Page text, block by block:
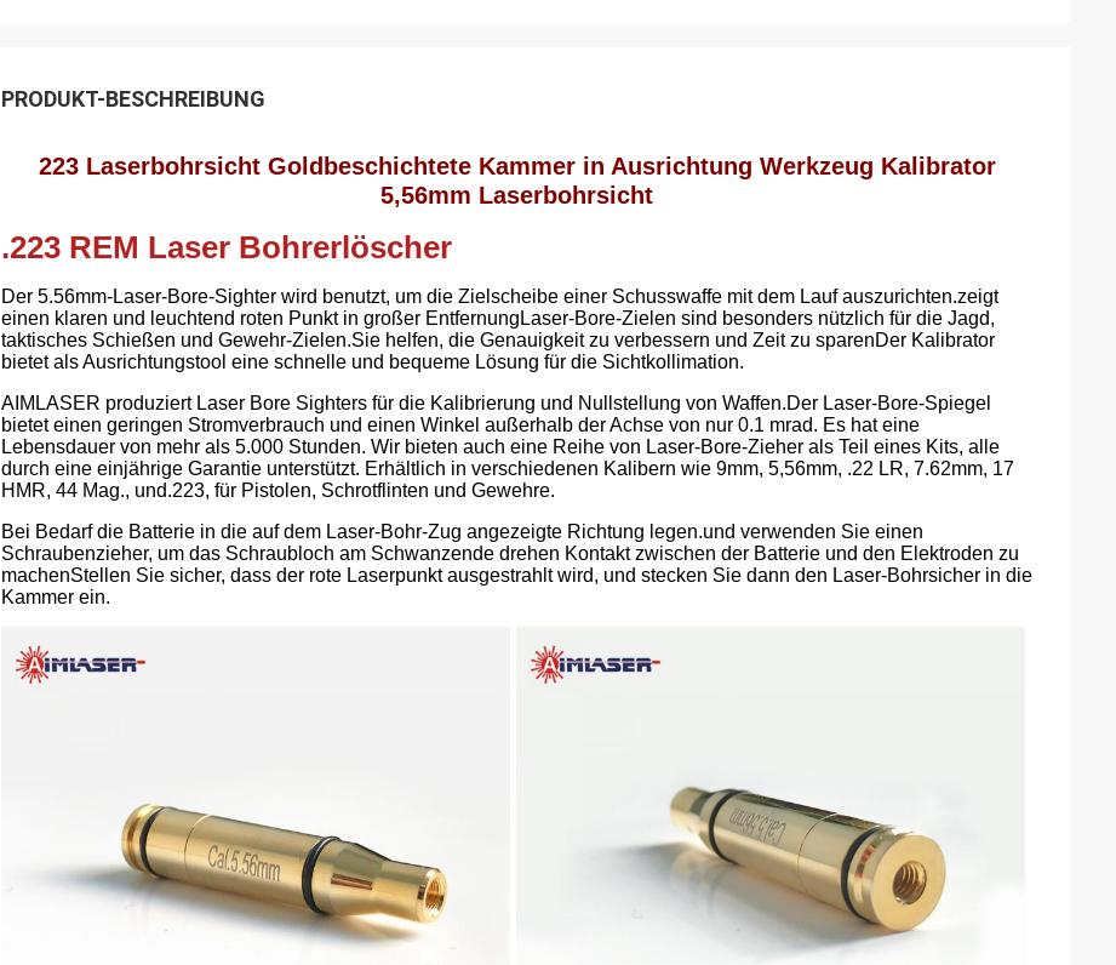
PRODUKT-BESCHREIBUNG
223 Laserbohrsicht Goldbeschichtete Kammer in Ausrichtung Werkzeug Kalibrator
5,56mm Laserbohrsicht
.223 REM Laser Bohrerlöscher
Der 5.56mm-Laser-Bore-Sighter wird benutzt, um die Zielscheibe einer Schusswaffe mit dem Lauf auszurichten.zeigt
einen klaren und leuchtend roten Punkt in großer EntfernungLaser-Bore-Zielen sind besonders nützlich für die Jagd,
taktisches Schießen und Gewehr-Zielen.Sie helfen, die Genauigkeit zu verbessern und Zeit zu sparenDer Kalibrator
bietet als Ausrichtungstool eine schnelle und bequeme Lösung für die Sichtkollimation.
AIMLASER produziert Laser Bore Sighters für die Kalibrierung und Nullstellung von Waffen.Der Laser-Bore-Spiegel
bietet einen geringen Stromverbrauch und einen Winkel außerhalb der Achse von nur 0.1 mrad. Es hat eine
Lebensdauer von mehr als 5.000 Stunden. Wir bieten auch eine Reihe von Laser-Bore-Zieher als Teil eines Kits, alle
durch eine einjährige Garantie unterstützt. Erhältlich in verschiedenen Kalibern wie 9mm, 5,56mm, .22 LR, 7.62mm, 17
HMR, 44 Mag., und.223, für Pistolen, Schrotflinten und Gewehre.
Bei Bedarf die Batterie in die auf dem Laser-Bohr-Zug angezeigte Richtung legen.und verwenden Sie einen
Schraubenzieher, um das Schraubloch am Schwanzende drehen Kontakt zwischen der Batterie und den Elektroden zu
machenStellen Sie sicher, dass der rote Laserpunkt ausgestrahlt wird, und stecken Sie dann den Laser-Bohrsicher in die
Kammer ein.